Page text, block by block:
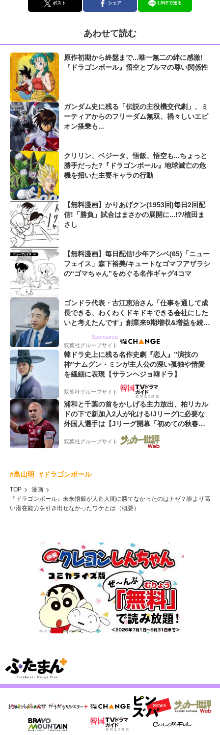
ポスト シェア LINEで送る
あわせて読む
原作初期から終盤まで...唯一無二の絆に感激!
『ドラゴンボール』悟空とブルマの尊い関係性
ガンダム史に残る「伝説の主役機交代劇」、ミ
ーティアからのフリーダム無双、禍々しいエピ
オン搭乗も...
クリリン、ベジータ、悟飯、悟空も...ちょっと
勝手だった?『ドラゴンボール』地球滅亡の危
機を招いた主要キャラの行動
【無料漫画】かりあげクン(1953回)毎日2回配
信!「勝負」試合はまさかの展開に...!?/植田ま
さし
【無料漫画】毎日配信!少年アシベ(65)「ニュー
フェイス」森下裕美/キュートなゴマフアザラシ
の“ゴマちゃん”をめぐる名作ギャグ4コマ
ゴンドラ代表・古江恵治さん「仕事を通して成
長できる、わくわくドキドキできる会社にした
いと考えたんです」創業来9期増収&増益を続け
Sponsored
双葉社グループサイト
韓ドラ史上に残る名作史劇『恋人』”演技の
神”ナムグン・ミンが主人公の深い孤独や情愛
を繊細に表現【サランヘジョ韓ドラ】
双葉社グループサイト
浦和と千葉の首をかしげる主力放出、柏リカル
ドの下で新加入2人が化ける!Jリーグに必要な
外国人選手は【Jリーグ開幕「初めての秋春
双葉社グループサイト
#鳥山明 #ドラゴンボール
TOP
漫画
『ドラゴンボール』未来悟飯が人造人間に勝てなかったのはナゼ？誰より高
い潜在能力を引き出せなかったワケとは（概要）